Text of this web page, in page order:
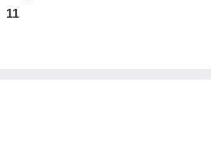
11